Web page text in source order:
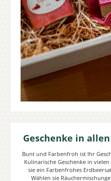
Geschenke in
Bunt und Farbenfroh ist Ihr
Kulinarische Geschenke in
sie ein Farbenfrohes
Wählen sie